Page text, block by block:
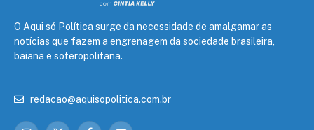
O Aqui só Política surge da necessidade de amalgamar as
notícias que fazem a engrenagem da sociedade brasileira,
baiana e soteropolitana.
redacao@aquisopolitica.com.br